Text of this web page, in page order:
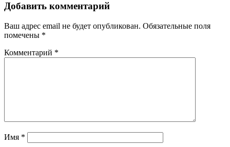
Добавить комментарий
Ваш адрес email не будет опубликован. Обязательные поля
помечены *
Комментарий *
Имя *